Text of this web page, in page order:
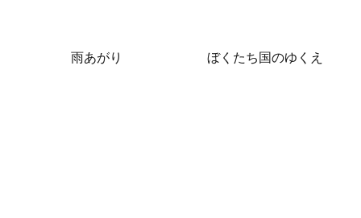
雨あがり ぼくたち国のゆくえ